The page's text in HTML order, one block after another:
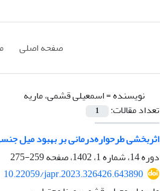
صفحه اصلی
نویسنده =اسمعیلی قشمی، ماریه
تعداد مقالات:
1
اثربخشی طرحواره‌درمانی بر بهبود میل
دوره 14، شماره 1، 1402، صفحه
259-275
10.22059/japr.2023.326426.643890